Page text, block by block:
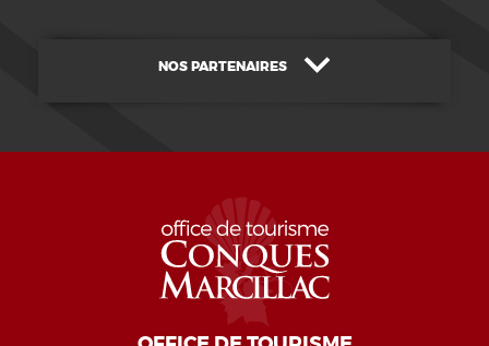
NOS PARTENAIRES